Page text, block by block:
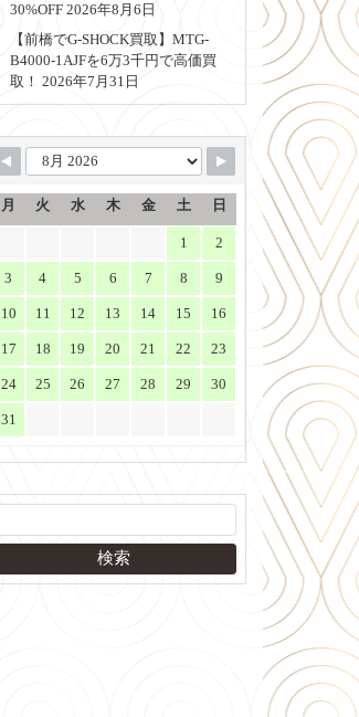
30%OFF 2026年8月6日
【前橋でG-SHOCK買取】MTG-
B4000-1AJFを6万3千円で高価買
取！ 2026年7月31日
月 火 水 木 金 土 日
1 2
3 4 5 6 7 8 9
10 11 12 13 14 15 16
17 18 19 20 21 22 23
24 25 26 27 28 29 30
31